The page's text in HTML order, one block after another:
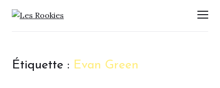
LES ROOKIES
Étiquette : Evan Green